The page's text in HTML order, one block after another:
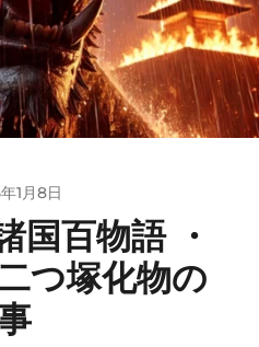
1月8日
国百物語 ・
つ塚化物の